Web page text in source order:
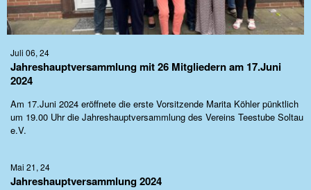
Juli 06, 24
Jahreshauptversammlung mit 26 Mitgliedern am 17.Juni
2024
Am 17.Juni 2024 eröffnete die erste Vorsitzende Marita Köhler pünktlich
um 19.00 Uhr die Jahreshauptversammlung des Vereins Teestube Soltau
e.V.
Mai 21, 24
Jahreshauptversammlung 2024